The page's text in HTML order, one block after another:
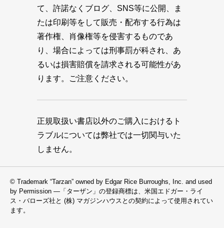
て、許諾なくブログ、SNS等に公開、ま
たは印刷等をして販売・配布する行為は
著作権、肖像権等を侵害するものであ
り、場合によっては刑事罰が科され、あ
るいは損害賠償を請求される可能性があ
ります。ご注意ください。
正規取扱い書店以外のご購入におけるト
ラブルについては弊社では一切関与いた
しません。
© Trademark “Tarzan” owned by Edgar Rice Burroughs, Inc. and used
by Permission —「ターザン」の登録商標は、米国エドガー・ライ
ス・バローズ社と (株) マガジンハウスとの契約によって使用されてい
ます。